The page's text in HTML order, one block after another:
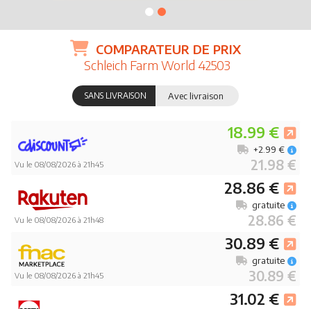
COMPARATEUR DE PRIX
Schleich Farm World 42503
SANS LIVRAISON Avec livraison
Vu le 08/08/2026 à 21h45
18.99 €
21.98 €
+2.99 €
Vu le 08/08/2026 à 21h48
28.86 €
28.86 €
gratuite
Vu le 08/08/2026 à 21h45
30.89 €
30.89 €
gratuite
31.02 €